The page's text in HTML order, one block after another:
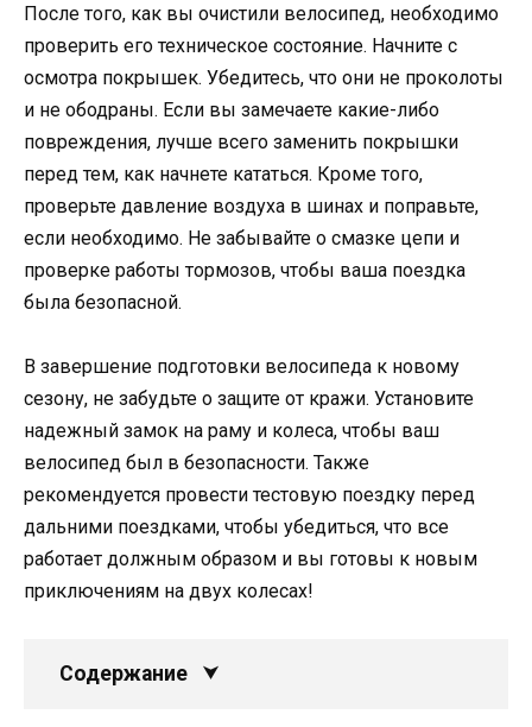
После того, как вы очистили велосипед, необходимо
проверить его техническое состояние. Начните с
осмотра покрышек. Убедитесь, что они не проколоты
и не ободраны. Если вы замечаете какие-либо
повреждения, лучше всего заменить покрышки
перед тем, как начнете кататься. Кроме того,
проверьте давление воздуха в шинах и поправьте,
если необходимо. Не забывайте о смазке цепи и
проверке работы тормозов, чтобы ваша поездка
была безопасной.
В завершение подготовки велосипеда к новому
сезону, не забудьте о защите от кражи. Установите
надежный замок на раму и колеса, чтобы ваш
велосипед был в безопасности. Также
рекомендуется провести тестовую поездку перед
дальними поездками, чтобы убедиться, что все
работает должным образом и вы готовы к новым
приключениям на двух колесах!
Содержание